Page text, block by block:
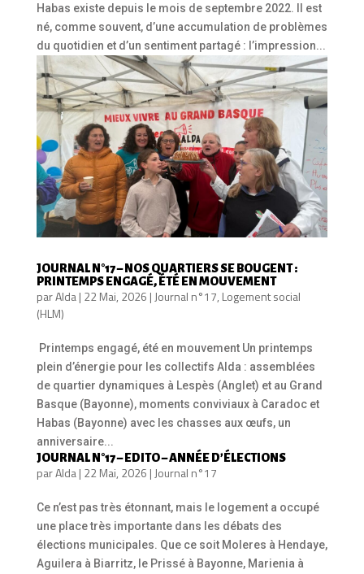
Habas existe depuis le mois de septembre 2022. Il est
né, comme souvent, d’une accumulation de problèmes
du quotidien et d’un sentiment partagé : l’impression...
JOURNAL N°17 – NOS QUARTIERS SE BOUGENT :
PRINTEMPS ENGAGÉ, ÉTÉ EN MOUVEMENT
parAlda| 22 Mai, 2026 | Journal n°17, Logement social
(HLM)
Printemps engagé, été en mouvement Un printemps
plein d’énergie pour les collectifs Alda : assemblées
de quartier dynamiques à Lespès (Anglet) et au Grand
Basque (Bayonne), moments conviviaux à Caradoc et
Habas (Bayonne) avec les chasses aux œufs, un
anniversaire...
JOURNAL N°17 – EDITO – ANNÉE D’ÉLECTIONS
parAlda| 22 Mai, 2026 | Journal n°17
Ce n’est pas très étonnant, mais le logement a occupé
une place très importante dans les débats des
élections municipales. Que ce soit Moleres à Hendaye,
Aguilera à Biarritz, le Prissé à Bayonne, Marienia à